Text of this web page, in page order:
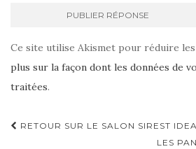
Ce site utilise Akismet pour réduire les
plus sur la façon dont les données de
traitées.
Navigation
RETOUR SUR LE SALON SIREST
LES